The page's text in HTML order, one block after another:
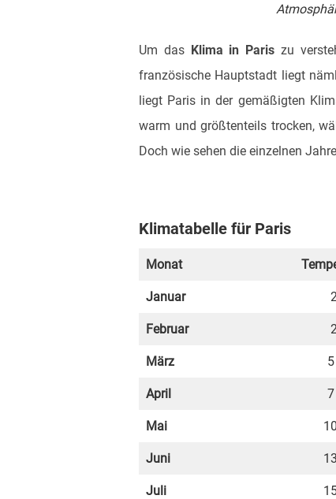
Um das Klima in Paris zu
französische Hauptstadt liegt
liegt Paris in der gemäßigten
warm und größtenteils trocken,
Doch wie sehen die einzelnen
Klimatabelle für Paris
Monat
Januar
Februar
März
April
Mai
Juni
Juli